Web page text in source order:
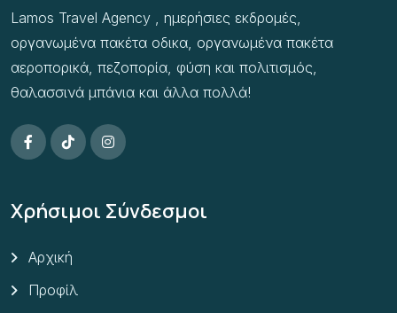
Lamos Travel Agency , ημερήσιες εκδρομές,
οργανωμένα πακέτα οδικα, οργανωμένα πακέτα
αεροπορικά, πεζοπορία, φύση και πολιτισμός,
θαλασσινά μπάνια και άλλα πολλά!
Χρήσιμοι Σύνδεσμοι
Αρχική
Προφίλ